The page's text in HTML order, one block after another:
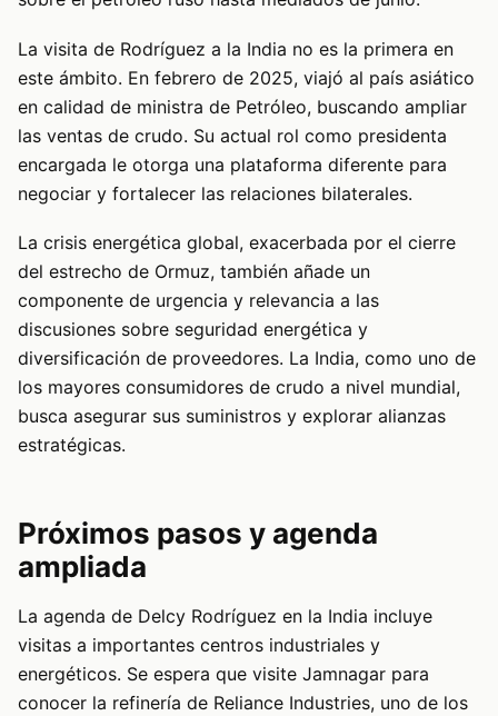
La visita de Rodríguez a la India no es la primera en
este ámbito. En febrero de 2025, viajó al país asiático
en calidad de ministra de Petróleo, buscando ampliar
las ventas de crudo. Su actual rol como presidenta
encargada le otorga una plataforma diferente para
negociar y fortalecer las relaciones bilaterales.
La crisis energética global, exacerbada por el cierre
del estrecho de Ormuz, también añade un
componente de urgencia y relevancia a las
discusiones sobre seguridad energética y
diversificación de proveedores. La India, como uno de
los mayores consumidores de crudo a nivel mundial,
busca asegurar sus suministros y explorar alianzas
estratégicas.
Próximos pasos y agenda
ampliada
La agenda de Delcy Rodríguez en la India incluye
visitas a importantes centros industriales y
energéticos. Se espera que visite Jamnagar para
conocer la refinería de Reliance Industries, uno de los